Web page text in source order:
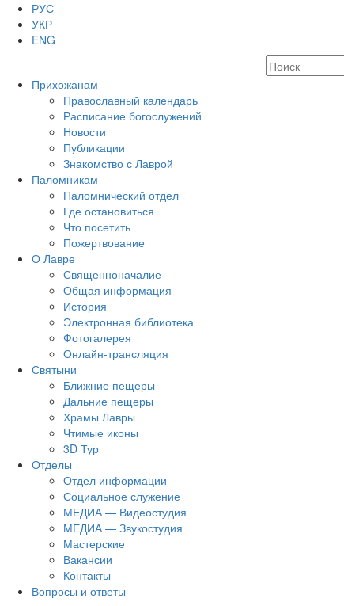
РУС
УКР
ENG
Прихожанам
Православный календарь
Расписание богослужений
Новости
Публикации
Знакомство с Лаврой
Паломникам
Паломнический отдел
Где остановиться
Что посетить
Пожертвование
О Лавре
Священноначалие
Общая информация
История
Электронная библиотека
Фотогалерея
Онлайн-трансляция
Святыни
Ближние пещеры
Дальние пещеры
Храмы Лавры
Чтимые иконы
3D Тур
Отделы
Отдел информации
Социальное служение
МЕДИА — Видеостудия
МЕДИА — Звукостудия
Мастерские
Вакансии
Контакты
Вопросы и ответы